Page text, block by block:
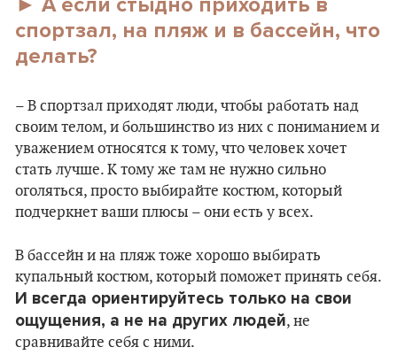
спортзал, на пляж и в бассейн, что
делать?
– В спортзал приходят люди, чтобы работать над
своим телом, и большинство из них с пониманием и
уважением относятся к тому, что человек хочет
стать лучше. К тому же там не нужно сильно
оголяться, просто выбирайте костюм, который
подчеркнет ваши плюсы – они есть у всех.
В бассейн и на пляж тоже хорошо выбирать
купальный костюм, который поможет принять себя.
И всегда ориентируйтесь только на свои
ощущения, а не на других людей, не
сравнивайте себя с ними.